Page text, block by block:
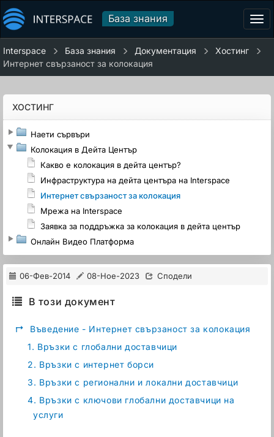
База знания
Interspace База знания Документация
Хостинг
Интернет свързаност за колокация
ХОСТИНГ
Наети сървъри
Колокация в Дейта Център
Какво е колокация в дейта център?
Инфраструктура на дейта центъра на Interspace
Интернет свързаност за колокация
Мрежа на Interspace
Заявка за поддръжка за колокация в дейта център
Онлайн Видео Платформа
06-Фев-2014 08-Ное-2023 Сподели
В този документ
↱
Въведение - Интернет свързаност за колокация
1. Връзки с глобални доставчици
2. Връзки с интернет борси
3. Връзки с регионални и локални доставчици
4. Връзки с ключови глобални доставчици на
услуги